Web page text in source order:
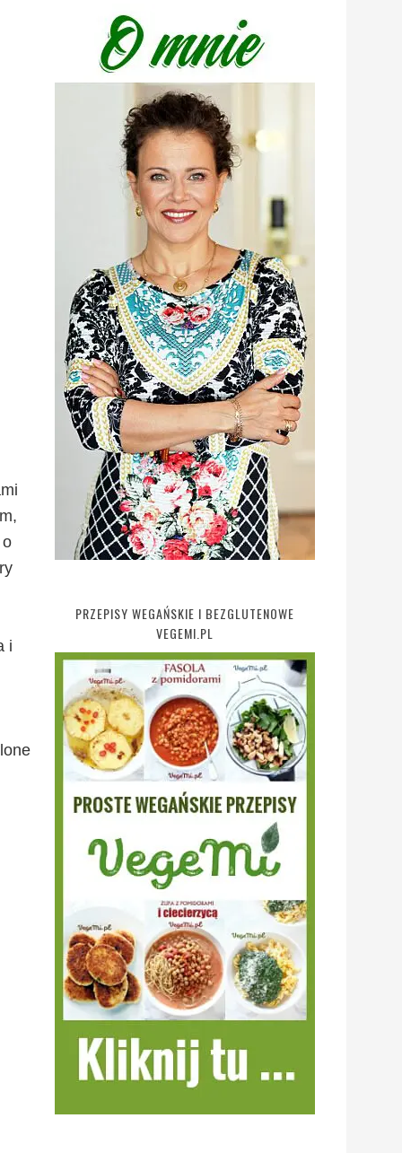
i
PRZEPISY WEGAŃSKIE I BEZGLUTENOWE
VEGEMI.PL